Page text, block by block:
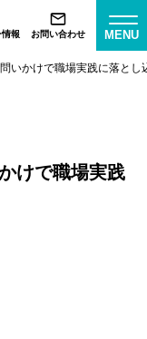
情報 お問い合わせ MENU
いかけで職場実践に落とし
けで職場実践